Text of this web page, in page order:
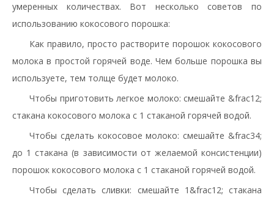
умеренных количествах. Вот несколько советов по
использованию кокосового порошка:
Как правило, просто растворите порошок кокосового
молока в простой горячей воде. Чем больше порошка вы
используете, тем толще будет молоко.
Чтобы приготовить легкое молоко: смешайте &frac12;
стакана кокосового молока с 1 стаканой горячей водой.
Чтобы сделать кокосовое молоко: смешайте &frac34;
до 1 стакана (в зависимости от желаемой консистенции)
порошок кокосового молока с 1 стаканой горячей водой.
Чтобы сделать сливки: смешайте 1&frac12; стакана